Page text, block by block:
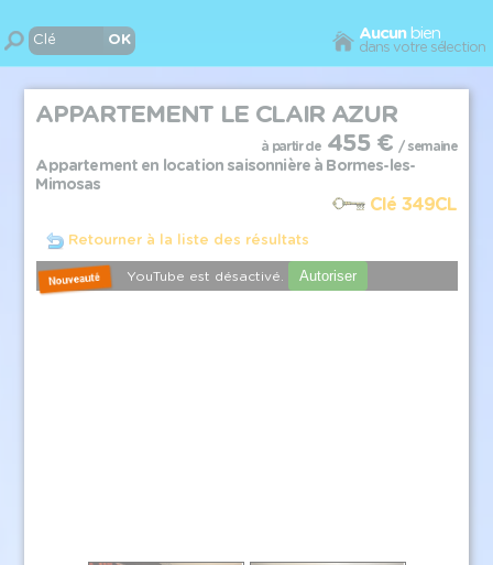
Aucunbien
dans votre sélection
APPARTEMENT LE CLAIR AZUR
à partir de455 € / semaine
Appartement en location saisonnière à Bormes-les-
Mimosas
Clé 349CL
Retourner à la liste des résultats
YouTube est désactivé. Autoriser